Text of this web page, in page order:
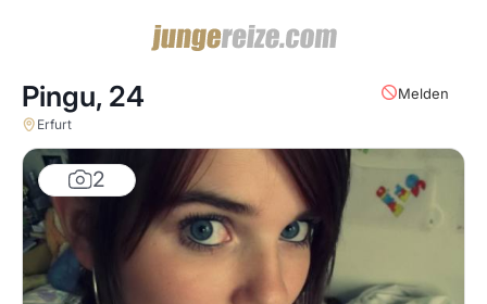
2
Melden
Pingu, 24
Erfurt